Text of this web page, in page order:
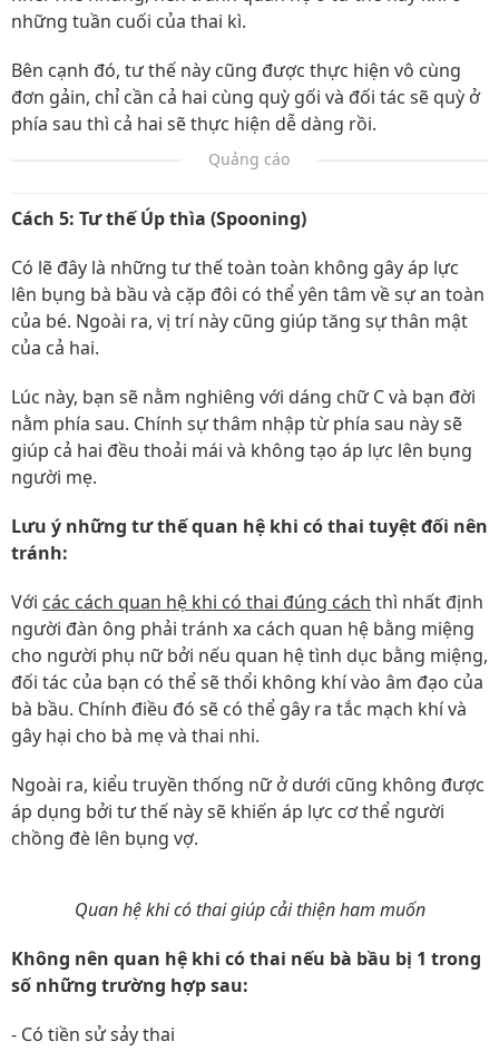
những tuần cuối của thai kì.
Bên cạnh đó, tư thế này cũng được thực hiện vô cùng
đơn gảin, chỉ cần cả hai cùng quỳ gối và đối tác sẽ quỳ ở
phía sau thì cả hai sẽ thực hiện dễ dàng rồi.
Quảng cáo
Cách 5: Tư thế Úp thìa (Spooning)
Có lẽ đây là những tư thế toàn toàn không gây áp lực
lên bụng bà bầu và cặp đôi có thể yên tâm về sự an toàn
của bé. Ngoài ra, vị trí này cũng giúp tăng sự thân mật
của cả hai.
Lúc này, bạn sẽ nằm nghiêng với dáng chữ C và bạn đời
nằm phía sau. Chính sự thâm nhập từ phía sau này sẽ
giúp cả hai đều thoải mái và không tạo áp lực lên bụng
người mẹ.
Lưu ý những tư thế quan hệ khi có thai tuyệt đối nên
tránh:
Với các cách quan hệ khi có thai đúng cách thì nhất định
người đàn ông phải tránh xa cách quan hệ bằng miệng
cho người phụ nữ bởi nếu quan hệ tình dục bằng miệng,
đối tác của bạn có thể sẽ thổi không khí vào âm đạo của
bà bầu. Chính điều đó sẽ có thể gây ra tắc mạch khí và
gây hại cho bà mẹ và thai nhi.
Ngoài ra, kiểu truyền thống nữ ở dưới cũng không được
áp dụng bởi tư thế này sẽ khiến áp lực cơ thể người
chồng đè lên bụng vợ.
Quan hệ khi có thai giúp cải thiện ham muốn
Không nên quan hệ khi có thai nếu bà bầu bị 1 trong
số những trường hợp sau:
- Có tiền sử sảy thai